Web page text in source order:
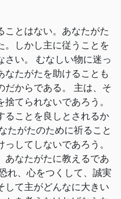
ことはない。あなたがた
。しかし主に従うことを
い。 むなしい物に迷っ
なたがたを助けることも
だからである。 主は、そ
てられないであろう。
ることを良しとされるか
たがたのために祈ること
してしないであろう。
あなたがたに教えるであ
れ、心をつくして、誠実
して主がどんなに大きい